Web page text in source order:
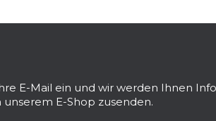
E-Mail ein und wir werden Ihnen
E-Shop zusenden.